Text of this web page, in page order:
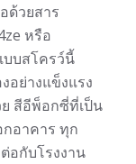
ด้วยสาร
หรือ
บบสโครว์นี้
อย่างแข็งแรง
สีอีพ็อกซี่ที่เป็น
อาคาร ทุก
อกับโรงงาน